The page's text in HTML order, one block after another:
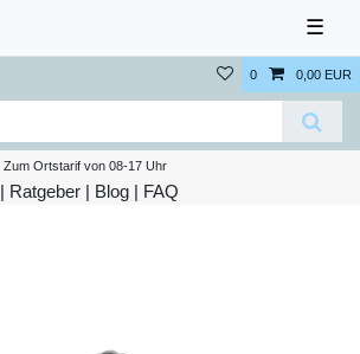
☰
0 0,00 EUR
Zum Ortstarif von 08-17 Uhr
| Ratgeber | Blog | FAQ